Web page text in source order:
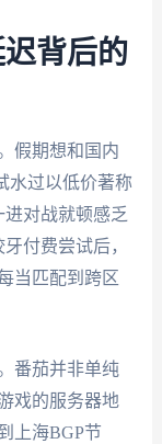
背后的
假期想和国内
水过以低价著称
对战就顿感乏
付费尝试后，
当匹配到跨区
番茄并非单纯
戏的服务器地
上海BGP节